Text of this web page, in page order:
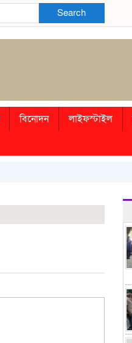
Search
বিনোদন লাইফস্টাইল